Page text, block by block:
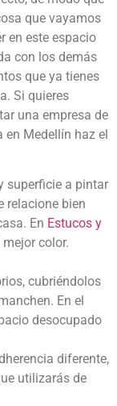
que vayamos
en este espacio
con los demás
que ya tienes
Si quieres
una empresa de
en Medellín haz el
superficie a pintar
relacione bien
En Estucos y
color.
cubriéndolos
En el
desocupado
diferente,
utilizarás de